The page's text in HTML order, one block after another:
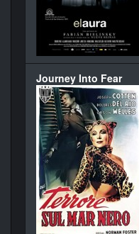
Journey Into Fear